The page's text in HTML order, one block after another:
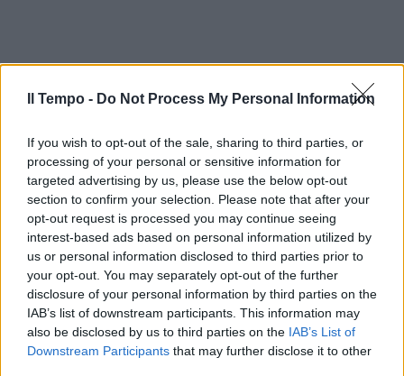
Il Tempo - Do Not Process My Personal Information
If you wish to opt-out of the sale, sharing to third parties, or
processing of your personal or sensitive information for
targeted advertising by us, please use the below opt-out
section to confirm your selection. Please note that after your
opt-out request is processed you may continue seeing
interest-based ads based on personal information utilized by
us or personal information disclosed to third parties prior to
your opt-out. You may separately opt-out of the further
disclosure of your personal information by third parties on the
IAB’s list of downstream participants. This information may
also be disclosed by us to third parties on the IAB’s List of
Downstream Participants that may further disclose it to other
In evidenza